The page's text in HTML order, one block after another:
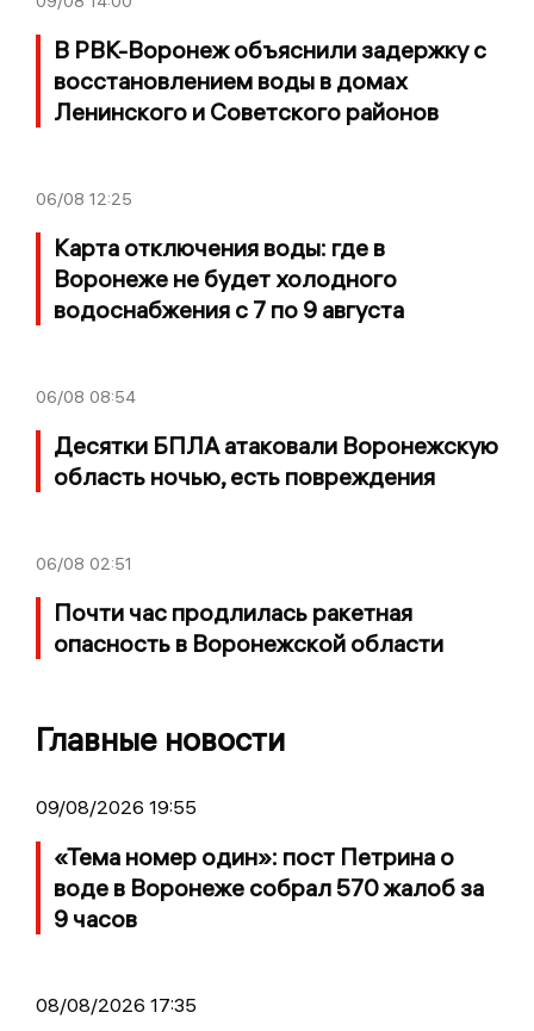
В РВК-Воронеж объяснили задержку с
восстановлением воды в домах
Ленинского и Советского районов
06/08 12:25
Карта отключения воды: где в
Воронеже не будет холодного
водоснабжения с 7 по 9 августа
06/08 08:54
Десятки БПЛА атаковали Воронежскую
область ночью, есть повреждения
06/08 02:51
Почти час продлилась ракетная
опасность в Воронежской области
Главные новости
09/08/2026 19:55
«Тема номер один»: пост Петрина о
воде в Воронеже собрал 570 жалоб за
9 часов
08/08/2026 17:35